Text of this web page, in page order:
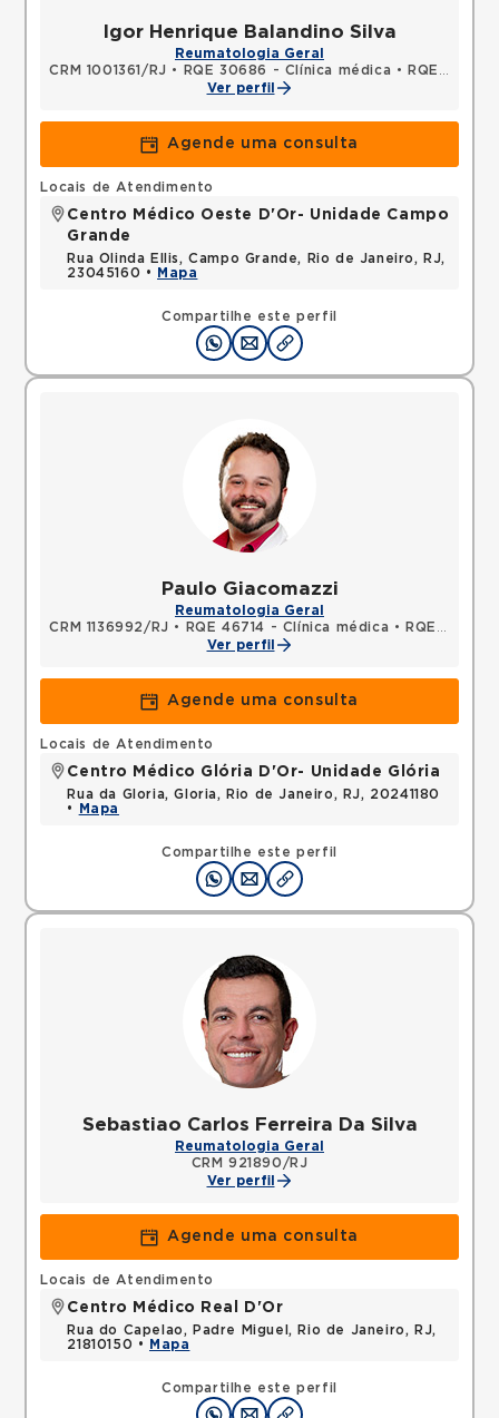
Igor Henrique Balandino Silva
Reumatologia Geral
CRM 1001361/RJ • RQE 30686 - Clínica médica •
RQE 31410 - Reumatologia
Ver perfil
Agende uma consulta
Compartilhe este perfil
Locais de Atendimento
Centro Médico Oeste D'Or- Unidade Campo
Grande
Rua Olinda Ellis, Campo Grande, Rio de Janeiro, RJ,
23045160 •
Mapa
Paulo Giacomazzi
Reumatologia Geral
CRM 1136992/RJ • RQE 46714 - Clínica médica •
RQE 46715 - Reumatologia
Ver perfil
Agende uma consulta
Compartilhe este perfil
Locais de Atendimento
Centro Médico Glória D'Or- Unidade Glória
Rua da Gloria, Gloria, Rio de Janeiro, RJ, 20241180
•
Mapa
Sebastiao Carlos Ferreira Da Silva
Reumatologia Geral
CRM 921890/RJ
Ver perfil
Agende uma consulta
Compartilhe este perfil
Locais de Atendimento
Centro Médico Real D'Or
Rua do Capelao, Padre Miguel, Rio de Janeiro, RJ,
21810150 •
Mapa